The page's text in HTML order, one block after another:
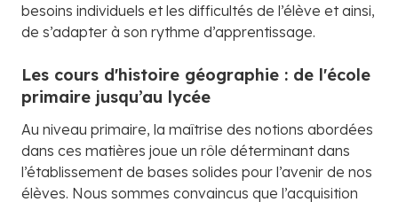
besoins individuels et les difficultés de l’élève et ainsi,
de s’adapter à son rythme d’apprentissage.
Les cours d'histoire géographie : de l'école
primaire jusqu’au lycée
Au niveau primaire, la maîtrise des notions abordées
dans ces matières joue un rôle déterminant dans
l’établissement de bases solides pour l’avenir de nos
élèves. Nous sommes convaincus que l’acquisition